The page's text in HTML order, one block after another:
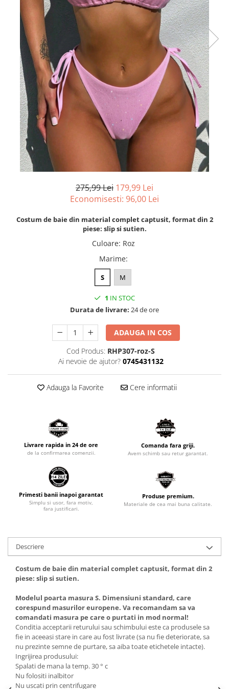
275,99 Lei 179,99 Lei
Economisesti: 96,00 Lei
Costum de baie din material complet captusit, format din 2
piese: slip si sutien.
Culoare: Roz
Marime:
S M
1 IN STOC
Durata de livrare: 24 de ore
ADAUGA IN COS
Cod Produs: RHP307-roz-S
Ai nevoie de ajutor? 0745431132
Adauga la Favorite Cere informatii
Livrare rapida in 24 de ore
de la confirmarea comenzii.
Comanda fara griji.
Avem schimb sau retur garantat.
Primesti banii inapoi garantat
Simplu si usor, fara motiv,
fara justificari.
Produse premium.
Materiale de cea mai buna calitate.
Descriere
Costum de baie din material complet captusit, format din 2
piese: slip si sutien.
Modelul poarta masura S. Dimensiuni standard, care
corespund masurilor europene. Va recomandam sa va
comandati masura pe care o purtati in mod normal!
Conditia acceptarii returului sau schimbului este ca produsele sa
fie in aceeasi stare in care au fost livrate (sa nu fie deteriorate, sa
nu prezinte semne de purtare, sa aiba toate etichetele intacte).
Ingrijirea produsului:
Spalati de mana la temp. 30 ° c
Nu folositi inalbitor
Nu uscati prin centrifugare